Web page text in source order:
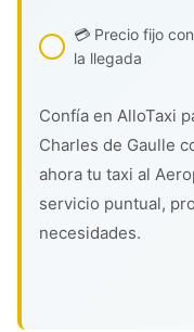
💳 Precio fijo
la llegada
Confía en AlloTaxi
Charles de Gaulle
ahora tu taxi al
servicio puntual,
necesidades.